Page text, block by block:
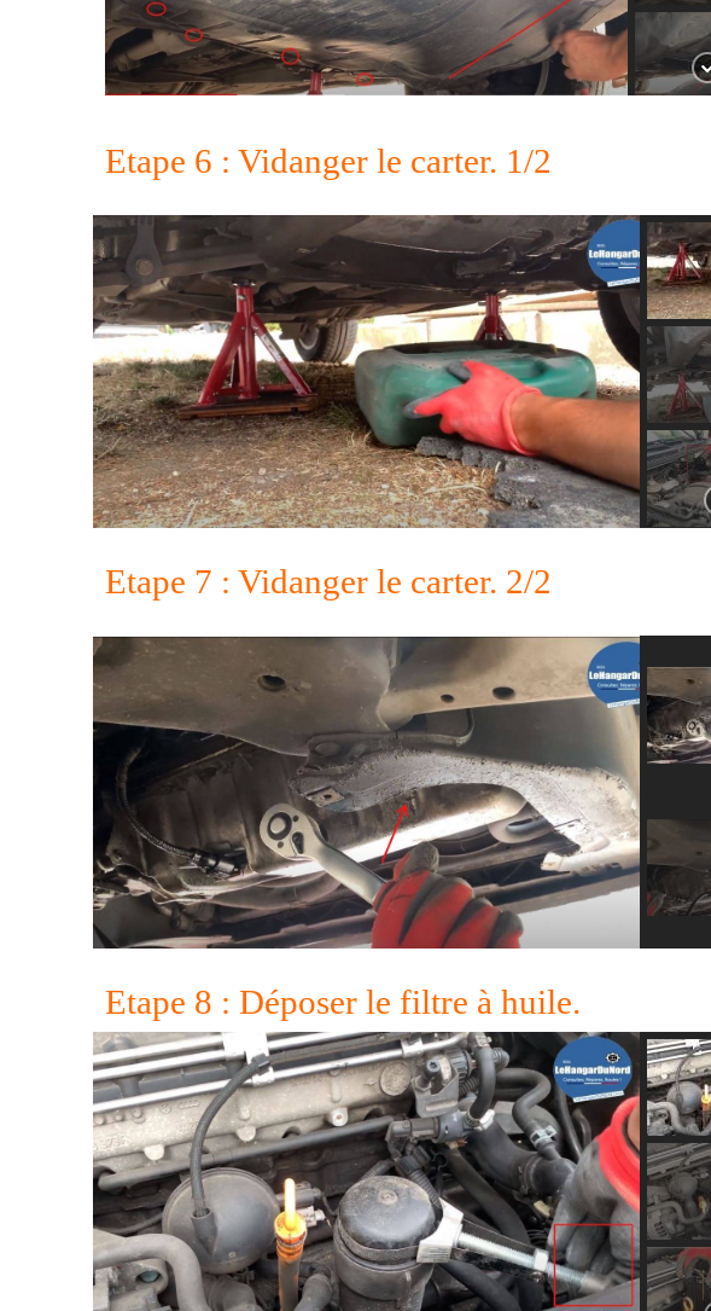
Etape 6 : Vidanger le carter. 1/2
Etape 7 : Vidanger le carter. 2/2
Etape 8 : Déposer le filtre à huile.